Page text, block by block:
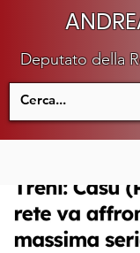
Deputato della